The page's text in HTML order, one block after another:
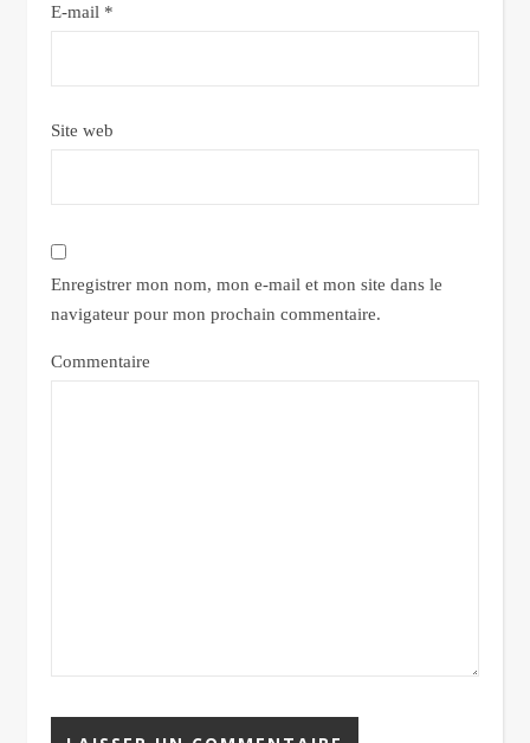
E-mail *
Site web
Enregistrer mon nom, mon e-mail et mon site dans le
navigateur pour mon prochain commentaire.
Commentaire